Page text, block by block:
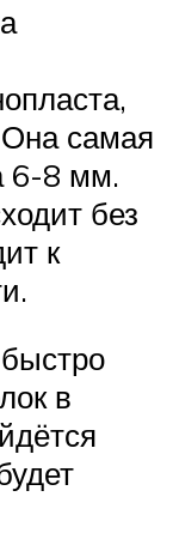
самая
6-8 мм.
без
к
в